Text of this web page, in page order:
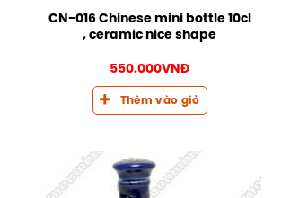
CN-016 Chinese mini bottle 10cl
, ceramic nice shape
550.000VNĐ
Thêm vào giỏ